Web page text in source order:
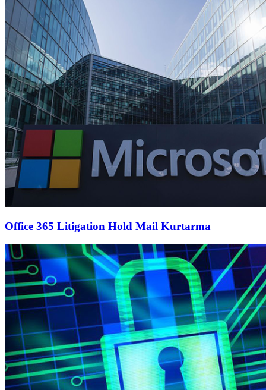
Office 365 Litigation Hold Mail Kurtarma